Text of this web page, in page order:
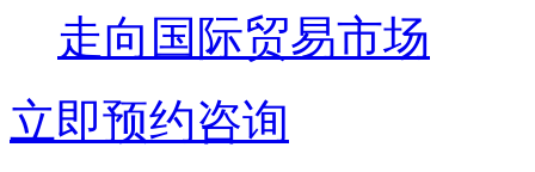
走向国际贸易市场
立即预约咨询